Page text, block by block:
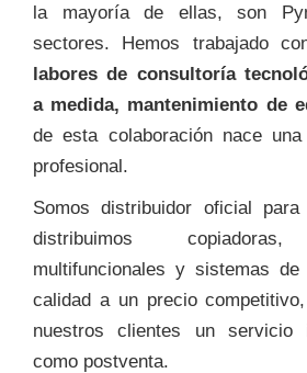
la mayoría de ellas, son
sectores. Hemos trabajado
labores de consultoría
a medida, mantenimiento de
de esta colaboración nace una
profesional.
Somos distribuidor oficial para
distribuimos copiadoras,
multifuncionales y sistemas
calidad a un precio
nuestros clientes un servicio
como postventa.